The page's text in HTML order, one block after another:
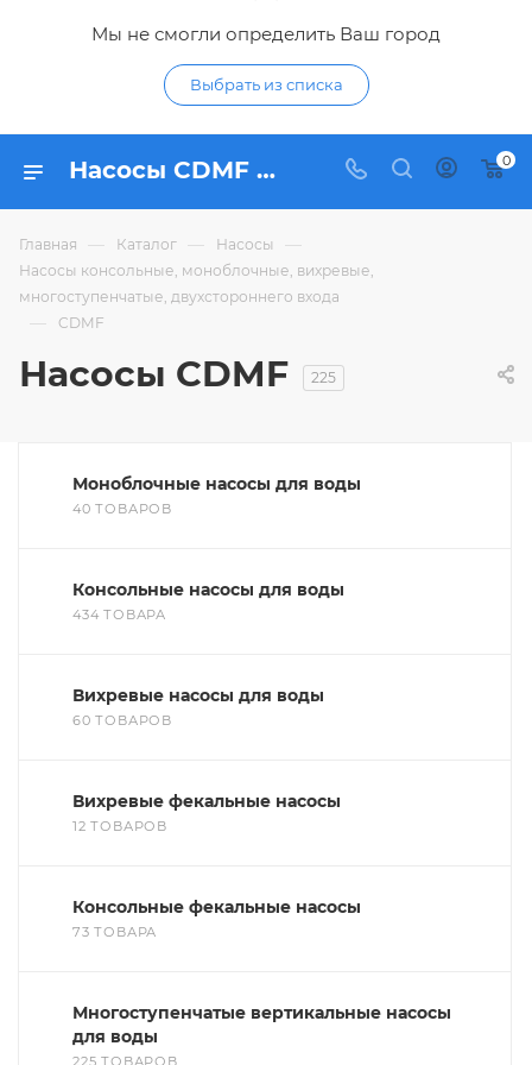
Мы не смогли определить Ваш город
Выбрать из списка
Насосы CDMF - купить насос CDM по низким ценам в Курске в интерне-магазине Гидропромтехника 0
Главная — Каталог — Насосы —
Насосы консольные, моноблочные, вихревые,
многоступенчатые, двухстороннего входа
— CDMF
Насосы CDMF 225
Моноблочные насосы для воды
40 ТОВАРОВ
Консольные насосы для воды
434 ТОВАРА
Вихревые насосы для воды
60 ТОВАРОВ
Вихревые фекальные насосы
12 ТОВАРОВ
Консольные фекальные насосы
73 ТОВАРА
Многоступенчатые вертикальные насосы
для воды
225 ТОВАРОВ